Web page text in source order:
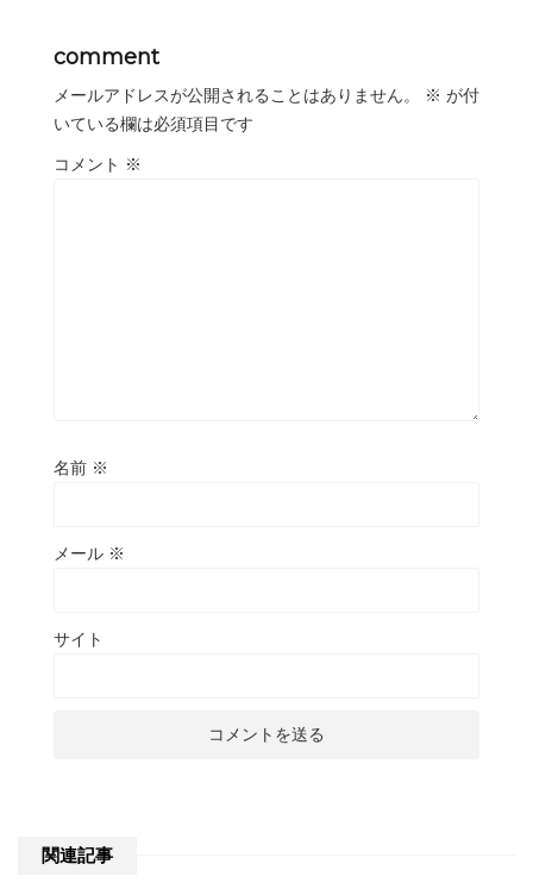
comment
メールアドレスが公開されることはありません。 ※ が付
いている欄は必須項目です
コメント ※
名前 ※
メール ※
サイト
関連記事